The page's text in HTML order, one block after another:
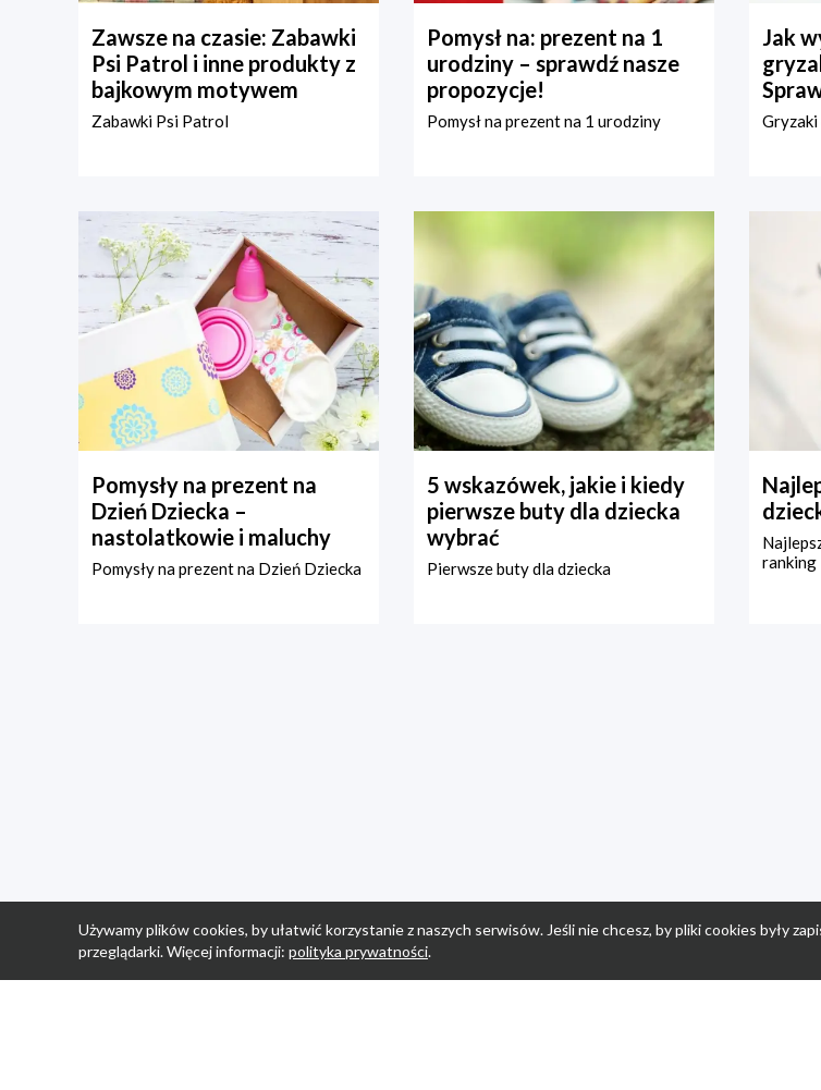
Zawsze na czasie: Zabawki
Psi Patrol i inne produkty z
bajkowym motywem
Zabawki Psi Patrol
Pomysł na: prezent na 1
urodziny – sprawdź nasze
propozycje!
Pomysł na prezent na 1 urodziny
Jak
Gryzaki
Pomysły na prezent na
Dzień Dziecka –
nastolatkowie i maluchy
Pomysły na prezent na Dzień Dziecka
5 wskazówek, jakie i kiedy
pierwsze buty dla dziecka
wybrać
Pierwsze buty dla dziecka
ranking
Używamy plików cookies, by ułatwić korzystanie z naszych serwisów. Jeśli nie chcesz, by pliki cookies były
przeglądarki. Więcej informacji: polityka prywatności.